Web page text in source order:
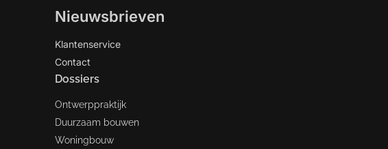
Nieuwsbrieven
Klantenservice
Contact
Dossiers
Ontwerppraktijk
Duurzaam bouwen
Woningbouw